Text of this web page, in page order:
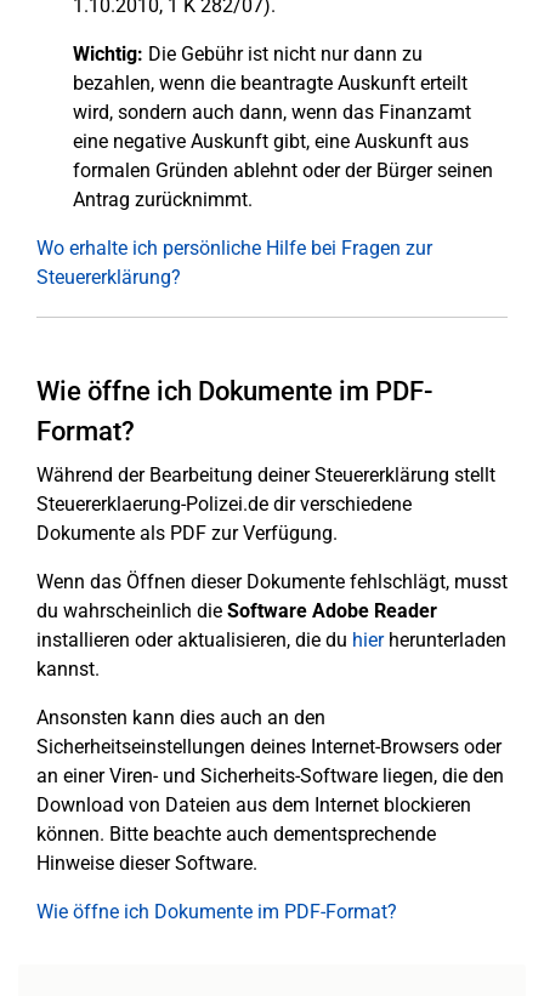
1.10.2010, 1 K 282/07).
Wichtig: Die Gebühr ist nicht nur dann zu
bezahlen, wenn die beantragte Auskunft erteilt
wird, sondern auch dann, wenn das Finanzamt
eine negative Auskunft gibt, eine Auskunft aus
formalen Gründen ablehnt oder der Bürger seinen
Antrag zurücknimmt.
Wo erhalte ich persönliche Hilfe bei Fragen zur
Steuererklärung?
Wie öffne ich Dokumente im PDF-
Format?
Während der Bearbeitung deiner Steuererklärung stellt
Steuererklaerung-Polizei.de dir verschiedene
Dokumente als PDF zur Verfügung.
Wenn das Öffnen dieser Dokumente fehlschlägt, musst
du wahrscheinlich die Software Adobe Reader
installieren oder aktualisieren, die du hierherunterladen
kannst.
Ansonsten kann dies auch an den
Sicherheitseinstellungen deines Internet-Browsers oder
an einer Viren- und Sicherheits-Software liegen, die den
Download von Dateien aus dem Internet blockieren
können. Bitte beachte auch dementsprechende
Hinweise dieser Software.
Wie öffne ich Dokumente im PDF-Format?